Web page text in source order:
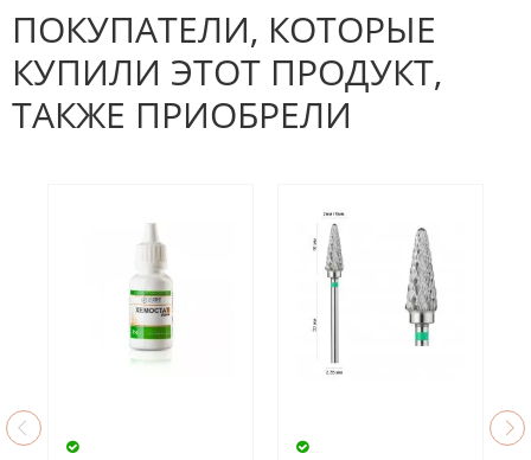
отзыв.
ПОКУПАТЕЛИ, КОТОРЫЕ
КУПИЛИ ЭТОТ ПРОДУКТ,
ТАКЖЕ ПРИОБРЕЛИ